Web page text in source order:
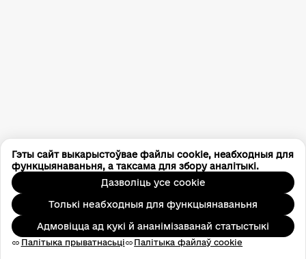
Гэты сайт выкарыстоўвае файлы cookie, неабходныя для
функцыянаваньня, а таксама для збору аналітыкі.
Дазволіць усе cookie
Толькі неабходныя для функцыянаваньня
Адмовіцца ад кукі й ананімізаванай статыстыкі
link Палітыка прыватнасьціlink Палітыка файлаў cookie